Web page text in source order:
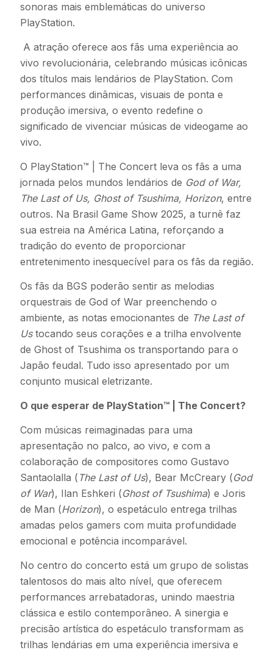
sonoras mais emblemáticas do universo
PlayStation.
A atração oferece aos fãs uma experiência ao
vivo revolucionária, celebrando músicas icônicas
dos títulos mais lendários de PlayStation. Com
performances dinâmicas, visuais de ponta e
produção imersiva, o evento redefine o
significado de vivenciar músicas de videogame ao
vivo.
O PlayStation™ | The Concert leva os fãs a uma
jornada pelos mundos lendários de God of War,
The Last of Us, Ghost of Tsushima, Horizon, entre
outros. Na Brasil Game Show 2025, a turnê faz
sua estreia na América Latina, reforçando a
tradição do evento de proporcionar
entretenimento inesquecível para os fãs da região.
Os fãs da BGS poderão sentir as melodias
orquestrais de God of War preenchendo o
ambiente, as notas emocionantes de The Last of
Ustocando seus corações e a trilha envolvente
de Ghost of Tsushima os transportando para o
Japão feudal. Tudo isso apresentado por um
conjunto musical eletrizante.
O que esperar de PlayStation™ | The Concert?
Com músicas reimaginadas para uma
apresentação no palco, ao vivo, e com a
colaboração de compositores como Gustavo
Santaolalla ( The Last of Us), Bear McCreary (God
of War), Ilan Eshkeri (Ghost of Tsushima) e Joris
de Man (Horizon), o espetáculo entrega trilhas
amadas pelos gamers com muita profundidade
emocional e potência incomparável.
No centro do concerto está um grupo de solistas
talentosos do mais alto nível, que oferecem
performances arrebatadoras, unindo maestria
clássica e estilo contemporâneo. A sinergia e
precisão artística do espetáculo transformam as
trilhas lendárias em uma experiência imersiva e